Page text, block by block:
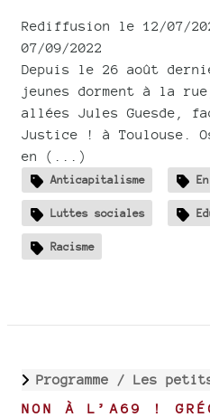
Rediffusion le 12/07/
07/09/2022
Depuis le 26 août
jeunes dorment à la
allées Jules Guesde,
Justice ! à Toulouse.
en (...)
Anticapitalisme
Luttes sociales
Racisme
Programme / Les
NON À L’A69 !